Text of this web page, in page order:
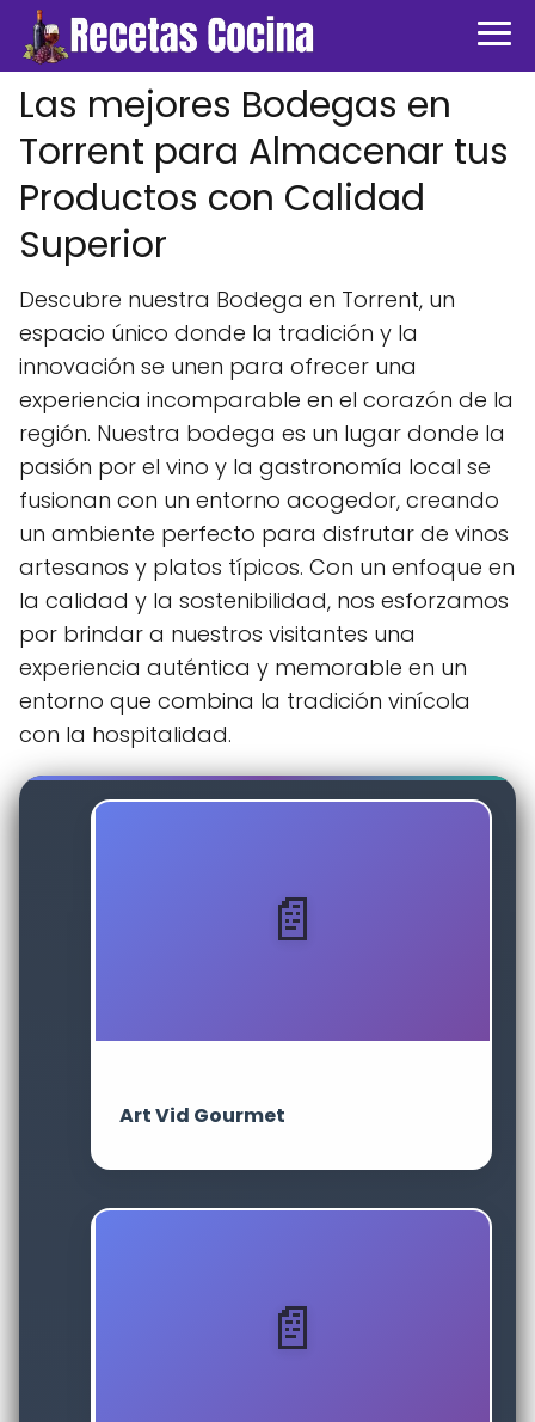
Las mejores Bodegas en
Torrent para Almacenar tus
Productos con Calidad
Superior
Descubre nuestra Bodega en Torrent, un
espacio único donde la tradición y la
innovación se unen para ofrecer una
experiencia incomparable en el corazón de la
región. Nuestra bodega es un lugar donde la
pasión por el vino y la gastronomía local se
fusionan con un entorno acogedor, creando
un ambiente perfecto para disfrutar de vinos
artesanos y platos típicos. Con un enfoque en
la calidad y la sostenibilidad, nos esforzamos
por brindar a nuestros visitantes una
experiencia auténtica y memorable en un
entorno que combina la tradición vinícola
con la hospitalidad.
Art Vid Gourmet